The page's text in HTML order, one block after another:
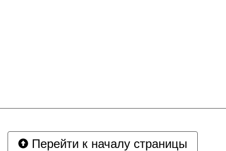
Перейти к началу страницы